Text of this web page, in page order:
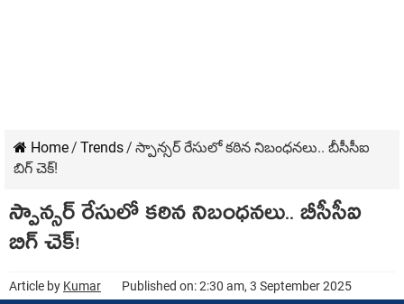
Home/ Trends/ స్పాన్సర్ రేసులో కఠిన నిబంధనలు.. బీసీసీఐ
బిగ్ చెక్!
స్పాన్సర్ రేసులో కఠిన నిబంధనలు.. బీసీసీఐ
బిగ్ చెక్!
Article by Kumar Published on: 2:30 am, 3 September 2025